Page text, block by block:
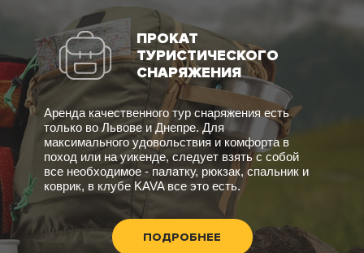
ПРОКАТ
ТУРИСТИЧЕСКОГО
СНАРЯЖЕНИЯ
Аренда качественного тур снаряжения есть
только во Львове и Днепре. Для
максимального удовольствия и комфорта в
поход или на уикенде, следует взять с собой
все необходимое - палатку, рюкзак, спальник и
коврик, в клубе KAVA все это есть.
ПОДРОБНЕЕ